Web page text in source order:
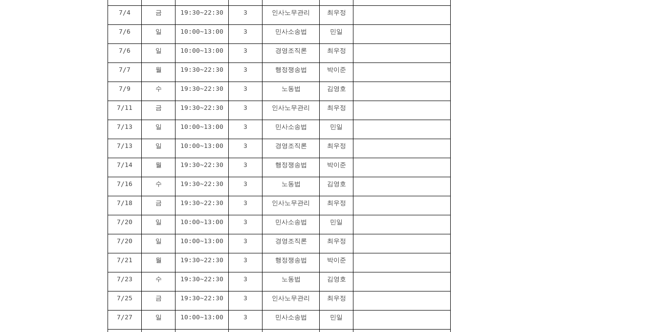
7/4 금 19:30~22:30 3 인사노무관리 최우정
7/6 일 10:00~13:00 3 민사소송법 민일
7/6 일 10:00~13:00 3 경영조직론 최우정
7/7 월 19:30~22:30 3 행정쟁송법 박이준
7/9 수 19:30~22:30 3 노동법 김영호
7/11 금 19:30~22:30 3 인사노무관리 최우정
7/13 일 10:00~13:00 3 민사소송법 민일
7/13 일 10:00~13:00 3 경영조직론 최우정
7/14 월 19:30~22:30 3 행정쟁송법 박이준
7/16 수 19:30~22:30 3 노동법 김영호
7/18 금 19:30~22:30 3 인사노무관리 최우정
7/20 일 10:00~13:00 3 민사소송법 민일
7/20 일 10:00~13:00 3 경영조직론 최우정
7/21 월 19:30~22:30 3 행정쟁송법 박이준
7/23 수 19:30~22:30 3 노동법 김영호
7/25 금 19:30~22:30 3 인사노무관리 최우정
7/27 일 10:00~13:00 3 민사소송법 민일